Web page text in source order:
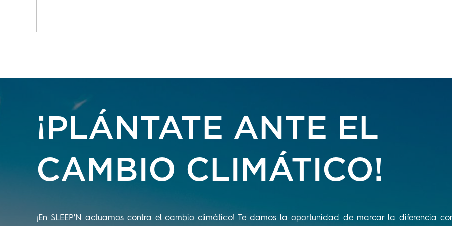
¡PLÁNTATE ANTE EL
CAMBIO CLIMÁTICO!
¡En SLEEP'N actuamos contra el cambio climático! Te damos la oportunidad de marcar la diferencia